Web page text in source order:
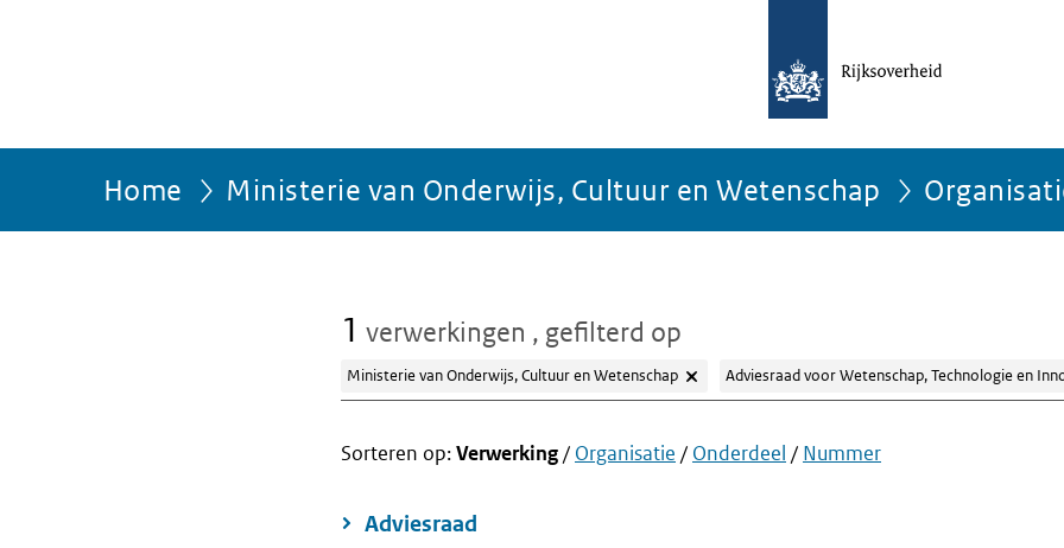
Home Ministerie van Onderwijs, Cultuur en Wetenschap
1 verwerkingen , gefilterd op
Ministerie van Onderwijs, Cultuur en Wetenschap Adviesraad voor Wetenschap, Technologie en
Sorteren op:Verwerking/ Organisatie / Onderdeel / Nummer
Adviesraad